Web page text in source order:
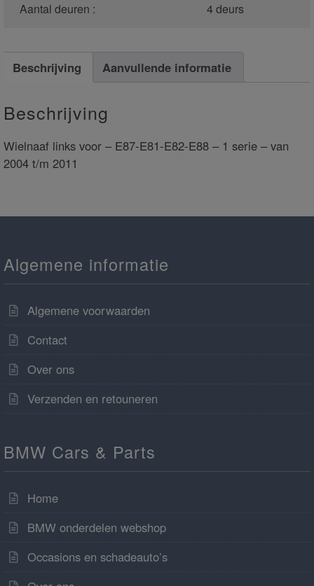
Aantal deuren : 4 deurs
Beschrijving Aanvullende informatie
Beschrijving
Wielnaaf links voor – E87-E81-E82-E88 – 1 serie – van
2004 t/m 2011
Algemene informatie
Algemene voorwaarden
Contact
Over ons
Verzenden en retouneren
BMW Cars & Parts
Home
BMW onderdelen webshop
Occasions en schadeauto’s